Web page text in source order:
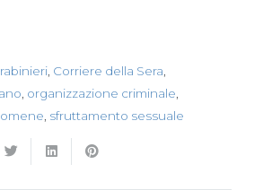
Corriere della Sera
organizzazione criminale
sfruttamento sessuale